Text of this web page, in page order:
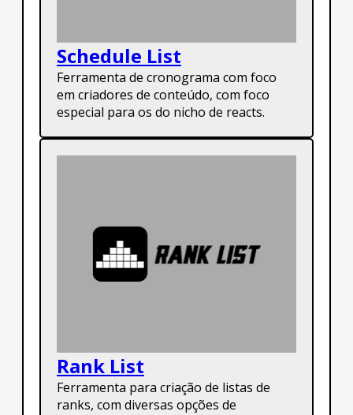
Schedule List
Ferramenta de cronograma com foco
em criadores de conteúdo, com foco
especial para os do nicho de reacts.
Rank List
Ferramenta para criação de listas de
ranks, com diversas opções de